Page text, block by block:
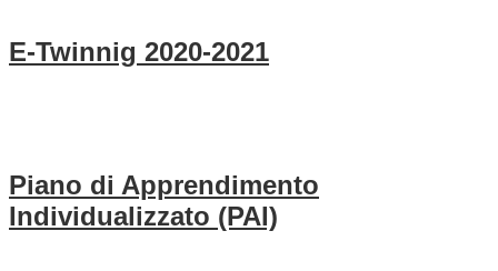
E-Twinnig 2020-2021
Piano di Apprendimento
Individualizzato (PAI)